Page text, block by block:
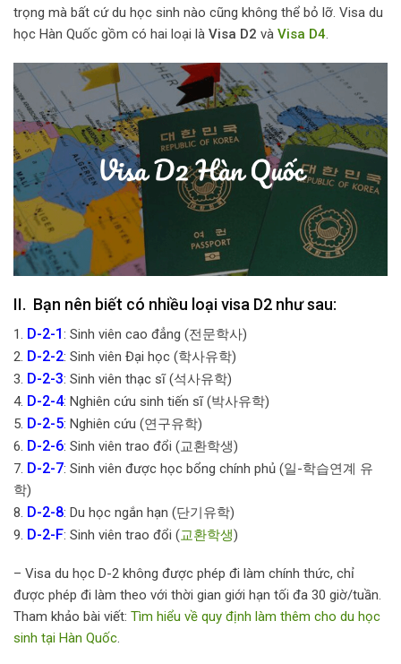
trọng mà bất cứ du học sinh nào cũng không thể bỏ lỡ. Visa du
học Hàn Quốc gồm có hai loại là Visa D2 và Visa D4.
II. Bạn nên biết có nhiều loại visa D2 như sau:
1. D-2-1: Sinh viên cao đẳng (전문학사)
2. D-2-2: Sinh viên Đại học (학사유학)
3. D-2-3: Sinh viên thạc sĩ (석사유학)
4. D-2-4: Nghiên cứu sinh tiến sĩ (박사유학)
5. D-2-5: Nghiên cứu (연구유학)
6. D-2-6: Sinh viên trao đổi (교환학생)
7. D-2-7: Sinh viên được học bổng chính phủ (일-학습연계 유
학)
8. D-2-8: Du học ngắn hạn (단기유학)
9. D-2-F: Sinh viên trao đổi (교환학생)
– Visa du học D-2 không được phép đi làm chính thức, chỉ
được phép đi làm theo với thời gian giới hạn tối đa 30 giờ/tuần.
Tham khảo bài viết: Tìm hiểu về quy định làm thêm cho du học
sinh tại Hàn Quốc.